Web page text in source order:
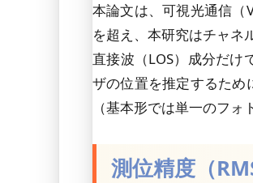
本論文は、可視光通信（
を超え、本研究はチャネ
直接波（LOS）成分だけ
ザの位置を推定するため
（基本形では単一のフ
測位精度（